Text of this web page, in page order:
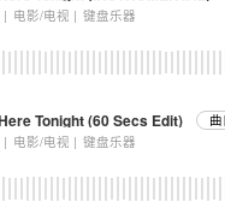
| 电影/电视 | 键盘乐器
Tonight (60 Secs Edit)
| 电影/电视 | 键盘乐器